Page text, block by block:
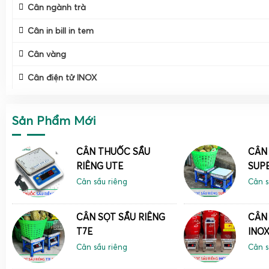
Cân ngành trà
Cân in bill in tem
Cân vàng
Cân điện tử INOX
Sản Phẩm Mới
CÂN THUỐC SẦU
RIÊNG UTE
Cân sầu riêng
CÂN
Cân
CÂN SỌT SẦU RIÊNG
T7E
Cân sầu riêng
CÂN
Cân
Cân Gia Phát tập trung phát triển hệ sinh thái cân điện tử
riêng, bao gồm:
1kg 2kg 3kg